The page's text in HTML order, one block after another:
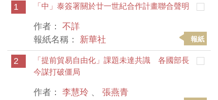
1 「中」泰簽署關於廿一世紀合作計畫聯合聲明
作者： 不詳
報紙名稱： 新華社 報紙
2
「提前貿易自由化」課題未達共識 各國部長
今謀打破僵局
作者： 李慧玲 、 張燕青